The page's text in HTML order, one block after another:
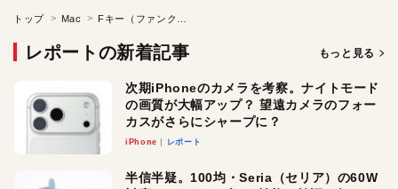
トップ Mac Fキー（ファンクションキー）の使い方
レポートの新着記事 もっと見る
次期iPhoneのカメラを考察。ナイトモード
の画質が大幅アップ？ 望遠カメラのフォー
カスがさらにシャープに？
iPhone レポート
半信半疑。100均・Seria（セリア）の60W